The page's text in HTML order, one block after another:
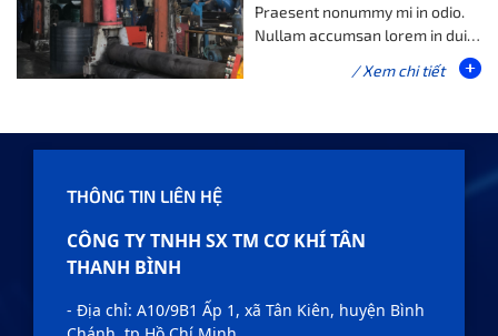
Praesent nonummy mi in odio.
Nullam accumsan lorem in dui.
Quisque id mi. Suspendisse non
nisl sit amet velit hendrerit
/ Xem chi tiết
THÔNG TIN LIÊN HỆ
CÔNG TY TNHH SX TM CƠ KHÍ TÂN
THANH BÌNH
- Địa chỉ: A10/9B1 Ấp 1, xã Tân Kiên, huyện Bình